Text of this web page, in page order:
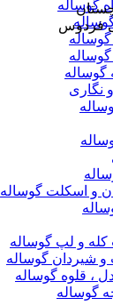
گوساله
گوساله
و نگاری
و اسکلت گوساله
و لپ گوساله
و شیردان گوساله
، قلوه گوساله
گوساله
فردوس